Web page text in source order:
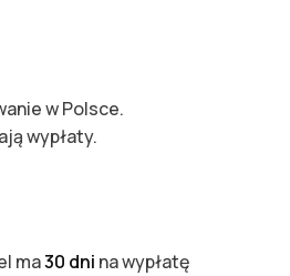
w Polsce.
wypłaty.
ma30 dni na wypłatę